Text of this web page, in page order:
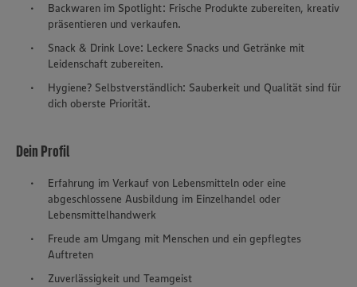
Backwaren im Spotlight: Frische Produkte zubereiten, kreativ
präsentieren und verkaufen.
Snack & Drink Love: Leckere Snacks und Getränke mit
Leidenschaft zubereiten.
Hygiene? Selbstverständlich: Sauberkeit und Qualität sind für
dich oberste Priorität.
Dein Profil
Erfahrung im Verkauf von Lebensmitteln oder eine
abgeschlossene Ausbildung im Einzelhandel oder
Lebensmittelhandwerk
Freude am Umgang mit Menschen und ein gepflegtes
Auftreten
Zuverlässigkeit und Teamgeist